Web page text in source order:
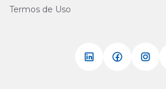
Termos de Uso